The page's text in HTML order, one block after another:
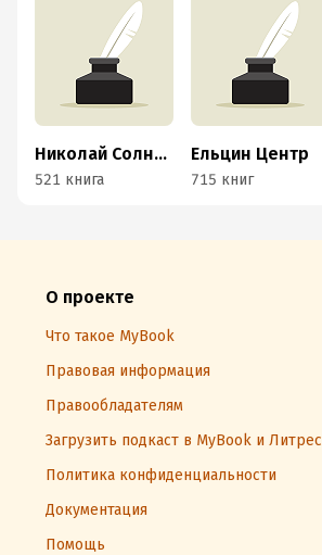
Николай Солнышко, Евгений Москвин и Николай Цугулиев
521 книга
Ельцин Центр
715 книг
О проекте
Что такое MyBook
Правовая информация
Правообладателям
Загрузить подкаст в MyBook и Литрес
Политика конфиденциальности
Документация
Помощь